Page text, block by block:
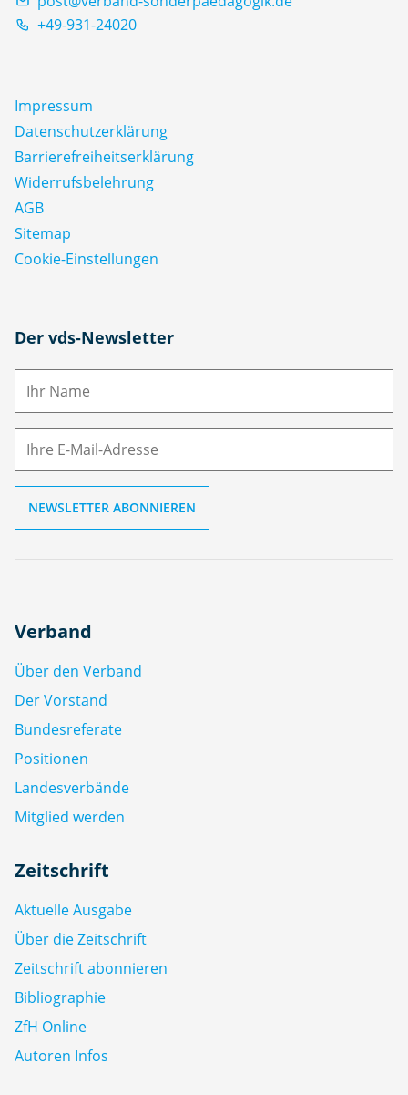
+49-931-24020
Impressum
Datenschutz­erklärung
Barrierefreiheitserklärung
Widerrufsbelehrung
AGB
Sitemap
Cookie-Einstellungen
Der vds-Newsletter
N
M
Verband
Über den Verband
Der Vorstand
Bundesreferate
Positionen
Landesverbände
Mitglied werden
Zeitschrift
Aktuelle Ausgabe
Über die Zeitschrift
Zeitschrift abonnieren
Bibliographie
ZfH Online
Autoren Infos